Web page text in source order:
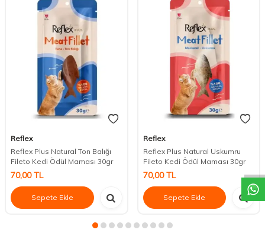
Reflex
Reflex Plus Natural Ton Balığı
Fileto Kedi Ödül Maması 30gr
70,00TL
Sepete Ekle
Reflex
Reflex Plus Natural Uskumru
Fileto Kedi Ödül Maması 30gr
70,00TL
Sepete Ekle